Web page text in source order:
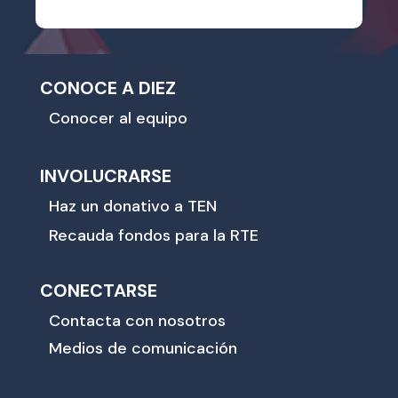
CONOCE A DIEZ
Conocer al equipo
INVOLUCRARSE
Haz un donativo a TEN
Recauda fondos para la RTE
CONECTARSE
Contacta con nosotros
Medios de comunicación